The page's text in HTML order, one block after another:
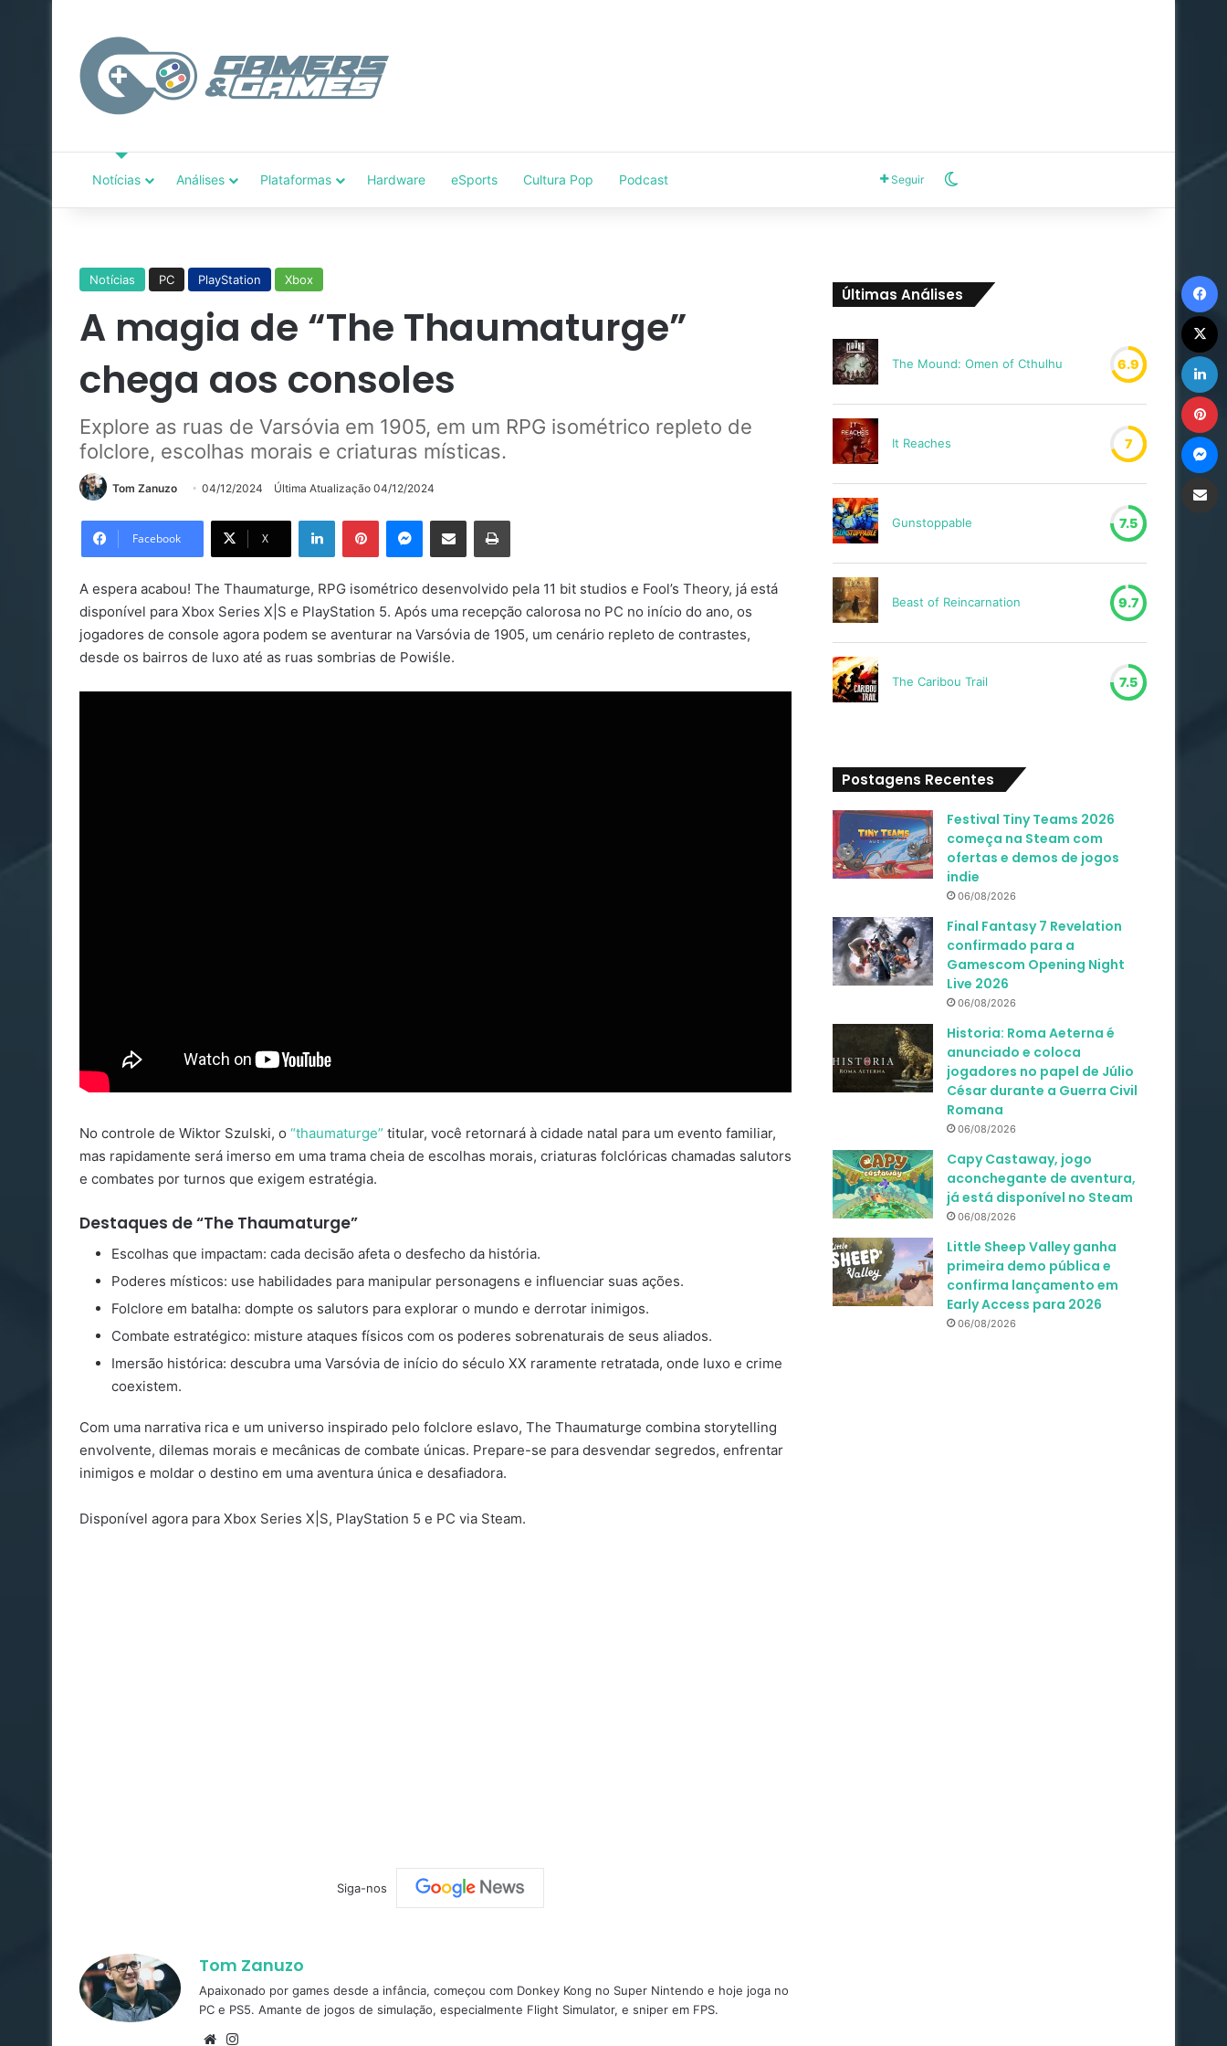
Notícias Análises Plataformas Hardware eSports Cultura Pop Podcast Seguir
Notícias PC PlayStation Xbox
A magia de “The Thaumaturge”
chega aos consoles
Explore as ruas de Varsóvia em 1905, em um RPG isométrico repleto de
folclore, escolhas morais e criaturas místicas.
Tom Zanuzo 04/12/2024 Última Atualização 04/12/2024
Facebook X
LinkedinPinterestMessenger
Compartilhar via e-mail Imprimir
A espera acabou! The Thaumaturge, RPG isométrico desenvolvido pela 11 bit studios e Fool’s Theory, já está
disponível para Xbox Series X|S e PlayStation 5. Após uma recepção calorosa no PC no início do ano, os
jogadores de console agora podem se aventurar na Varsóvia de 1905, um cenário repleto de contrastes,
desde os bairros de luxo até as ruas sombrias de Powiśle.
No controle de Wiktor Szulski, o “thaumaturge” titular, você retornará à cidade natal para um evento familiar,
mas rapidamente será imerso em uma trama cheia de escolhas morais, criaturas folclóricas chamadas salutors
e combates por turnos que exigem estratégia.
Destaques de “The Thaumaturge”
Escolhas que impactam: cada decisão afeta o desfecho da história.
Poderes místicos: use habilidades para manipular personagens e influenciar suas ações.
Folclore em batalha: dompte os salutors para explorar o mundo e derrotar inimigos.
Combate estratégico: misture ataques físicos com os poderes sobrenaturais de seus aliados.
Imersão histórica: descubra uma Varsóvia de início do século XX raramente retratada, onde luxo e crime
coexistem.
Com uma narrativa rica e um universo inspirado pelo folclore eslavo, The Thaumaturge combina storytelling
envolvente, dilemas morais e mecânicas de combate únicas. Prepare-se para desvendar segredos, enfrentar
inimigos e moldar o destino em uma aventura única e desafiadora.
Disponível agora para Xbox Series X|S, PlayStation 5 e PC via Steam.
Siga-nos
Tom Zanuzo
Apaixonado por games desde a infância, começou com Donkey Kong no Super Nintendo e hoje joga no
PC e PS5. Amante de jogos de simulação, especialmente Flight Simulator, e sniper em FPS.
Website
Últimas Análises
The Mound: Omen of Cthulhu 6.9
It Reaches 7
Gunstoppable 7.5
Beast of Reincarnation 9.7
The Caribou Trail 7.5
Postagens Recentes
Festival Tiny Teams 2026
começa na Steam com
ofertas e demos de jogos
indie
06/08/2026
Final Fantasy 7 Revelation
confirmado para a
Gamescom Opening Night
Live 2026
06/08/2026
Historia: Roma Aeterna é
anunciado e coloca
jogadores no papel de Júlio
César durante a Guerra Civil
Romana
06/08/2026
Capy Castaway, jogo
aconchegante de aventura,
já está disponível no Steam
06/08/2026
Little Sheep Valley ganha
primeira demo pública e
confirma lançamento em
Early Access para 2026
06/08/2026